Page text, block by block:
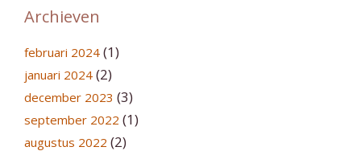
Archieven
februari 2024 (1)
januari 2024 (2)
december 2023 (3)
september 2022 (1)
augustus 2022 (2)